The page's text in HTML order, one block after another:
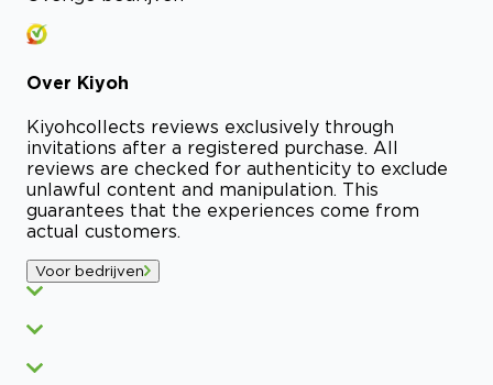
Over Kiyoh
Kiyohcollects reviews exclusively through
invitations after a registered purchase. All
reviews are checked for authenticity to exclude
unlawful content and manipulation. This
guarantees that the experiences come from
actual customers.
Voor bedrijven